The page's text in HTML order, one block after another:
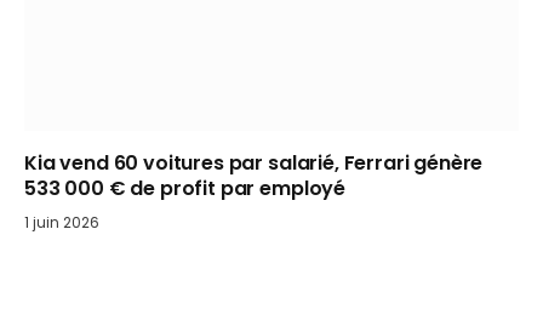
Kia vend 60 voitures par salarié, Ferrari génère
533 000 € de profit par employé
1 juin 2026